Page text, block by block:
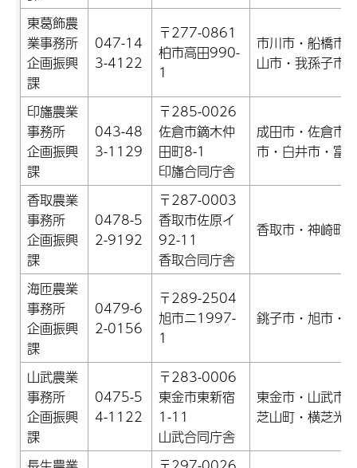
東葛飾農
業事務所
企画振興
課
047-14
3-4122
〒277-0861
柏市高田990-
1
市川市・船橋市
山市・我孫子市
印旛農業
事務所
企画振興
課
043-48
3-1129
〒285-0026
佐倉市鏑木仲
田町8-1
印旛合同庁舎
成田市・佐倉市
市・白井市・富
香取農業
事務所
企画振興
課
0478-5
2-9192
〒287-0003
香取市佐原イ
92-11
香取合同庁舎
香取市・神崎町
海匝農業
事務所
企画振興
課
0479-6
2-0156
〒289-2504
旭市ニ1997-
1
銚子市・旭市・
山武農業
事務所
企画振興
課
0475-5
4-1122
〒283-0006
東金市東新宿
1-11
山武合同庁舎
東金市・山武市
芝山町・横芝光